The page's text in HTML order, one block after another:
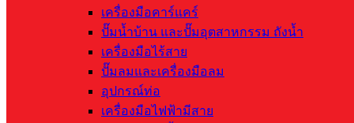
เครื่องมือคาร์แคร์
ปั๊มน้ำบ้าน และปั๊มอุตสาหกรรม ถังน้ำ
เครื่องมือไร้สาย
ปั๊มลมและเครื่องมือลม
อุปกรณ์ท่อ
เครื่องมือไฟฟ้ามีสาย